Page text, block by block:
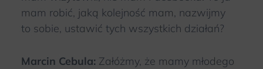
mam robić, jaką kolejność mam, nazwijmy
to sobie, ustawić tych wszystkich działań?
Marcin Cebula: Załóżmy, że mamy młodego